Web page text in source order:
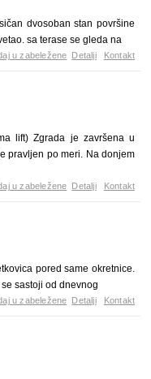
dvosoban stan površine
sa terase se gleda na
u zabeležene Detalji Kontakt
lift) Zgrada je završena u
pravljen po meri. Na donjem
u zabeležene Detalji Kontakt
pored same okretnice.
sastoji od dnevnog
u zabeležene Detalji Kontakt